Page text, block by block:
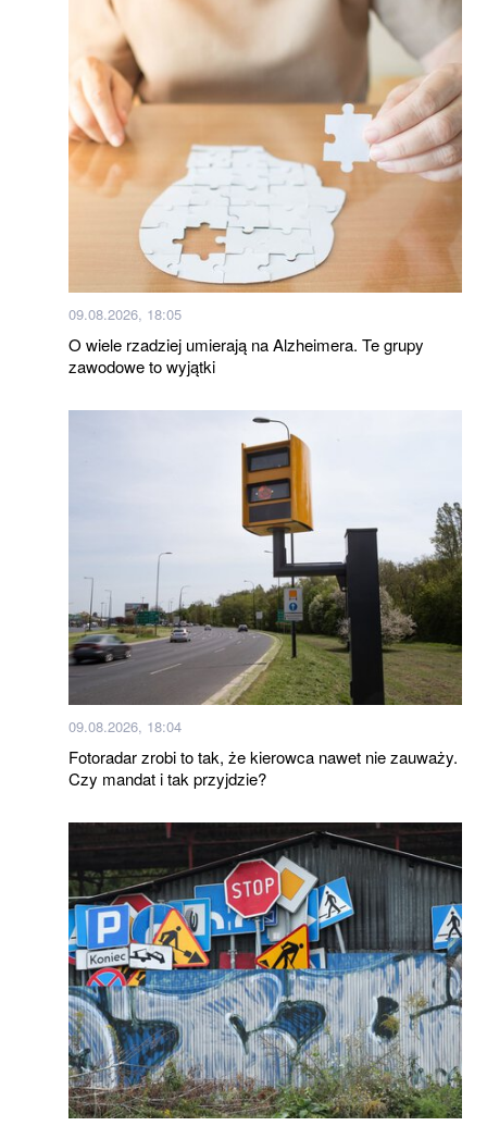
09.08.2026, 18:05
O wiele rzadziej umierają na Alzheimera. Te grupy
zawodowe to wyjątki
09.08.2026, 18:04
Fotoradar zrobi to tak, że kierowca nawet nie zauważy.
Czy mandat i tak przyjdzie?